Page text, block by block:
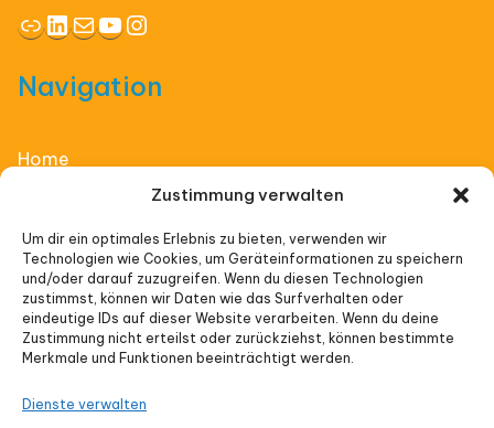
Zustimmung verwalten
Um dir ein optimales Erlebnis zu bieten, verwenden wir
Technologien wie Cookies, um Geräteinformationen zu speichern
und/oder darauf zuzugreifen. Wenn du diesen Technologien
zustimmst, können wir Daten wie das Surfverhalten oder
eindeutige IDs auf dieser Website verarbeiten. Wenn du deine
Zustimmung nicht erteilst oder zurückziehst, können bestimmte
Merkmale und Funktionen beeinträchtigt werden.
Dienste verwalten
LinkLinkedIn
E-MailYouTube
Instagram
Navigation
Home
Vorträge
Veranstaltungen
Datenschutz